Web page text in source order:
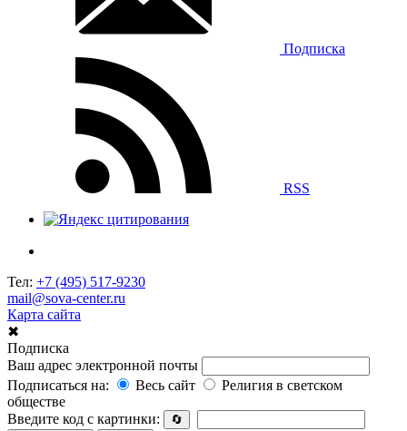
Подписка
RSS
Тел: +7 (495) 517-9230
mail@sova-center.ru
Карта сайта
✖
Подписка
Ваш адрес электронной почты
Подписаться на:
Весь сайт
Религия в светском
обществе
Введите код с картинки:
🔄